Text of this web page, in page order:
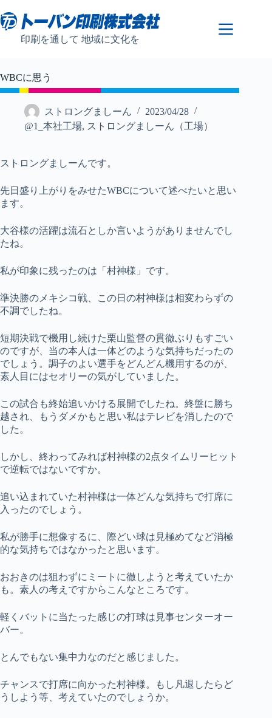
ン
テ
ス
キ
印刷を通して 地域に文化を
WBCに思う
ストロングましーん
2023/04/28
@1_本社工場, ストロングましーん（工場）
ストロングましーんです。
先日盛り上がりをみせたWBCについて述べたいと思い
ます。
大谷様の活躍は流石としか言いようがありませんでし
たね。
私が印象に残ったのは「村神様」です。
準決勝のメキシコ戦、この日の村神様は相変わらずの
不調でしたね。
短期決戦で機用し続けた栗山監督の貫徹ぶりもすごい
のですが、当の本人は一体どのような気持ちだったの
でしょう。調子のよい選手をどんどん機用するのが、
素人目にはセオリーの気がしていました。
この試合も終始追いかける展開でしたね。終盤に勝ち
越され、もうダメかもと思い私はテレビを消したので
した。
しかし、終わってみれば村神様の2点タイムリーヒット
で逆転ではないですか。
追い込まれていた村神様は一体どんな気持ちで打席に
入ったのでしょう。
私が勝手に想像するに、際どい球は見極めてなど消極
的な気持ちではなかったと思います。
おおきのは狙わずにミートに徹しようと考えていたか
も。素人の考えですからこんなところです。
軽くバットに当たった感じの打球は見事センターオー
バー。
とんでもない集中力なのだと感じました。
チャンスで打席に向かった村神様。もし凡退したらど
うしよう等、考えていたのでしょうか。